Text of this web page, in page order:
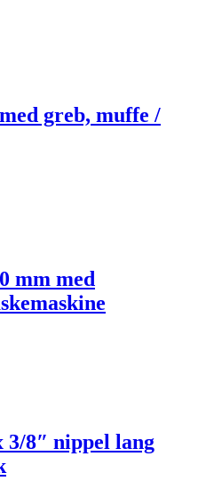
greb, muffe /
mm med
3/8″ nippel lang